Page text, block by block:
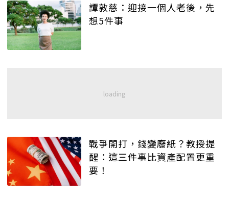
譚敦慈：迎接一個人老後，先
想5件事
戰爭開打，錢變廢紙？教授提
醒：這三件事比資產配置更重
要！